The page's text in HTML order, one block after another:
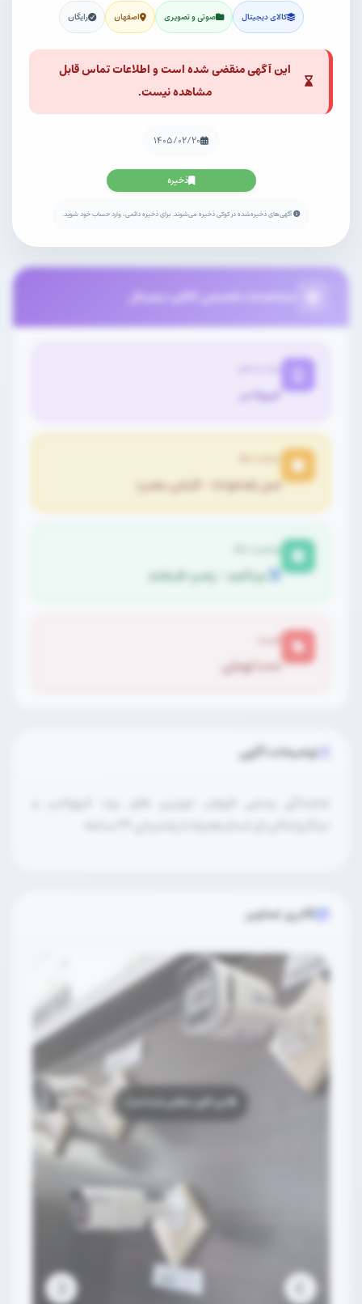
کالای دیجیتال صوتی و تصویری اصفهان رایگان
این آگهی منقضی شده است و اطلاعات تماس قابل
مشاهده نیست.
۱۴۰۵/۰۲/۲۰
ذخیره
آگهی‌های ذخیره‌شده در کوکی ذخیره می‌شوند. برای ذخیره دائمی، وارد حساب خود شوید.
مشخصات تخصصی کالای دیجیتال
کیوپلاس
اصل (Original - گارانتی معتبر)
نو (آکبند - پلمپ کارخانه)
۱,۰۰۰ تومان
توضیحات آگهی
نمایندگی رسمی فروش دوربین های برند کیوپلاس و
دزدگیراماکن تل استار،همراه با پشتیبانی ۲۴ ساعته
گالری تصاویر